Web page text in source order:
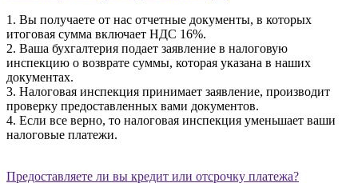
1. Вы получаете от нас отчетные документы, в которых
итоговая сумма включает НДС 16%.
2. Ваша бухгалтерия подает заявление в налоговую
инспекцию о возврате суммы, которая указана в наших
документах.
3. Налоговая инспекция принимает заявление, производит
проверку предоставленных вами документов.
4. Если все верно, то налоговая инспекция уменьшает ваши
налоговые платежи.
Предоставляете ли вы кредит или отсрочку платежа?